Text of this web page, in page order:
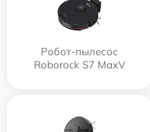
Робот-пылесос
Roborock S7 MaxV